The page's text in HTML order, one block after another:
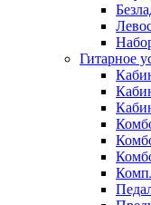
Гитарное